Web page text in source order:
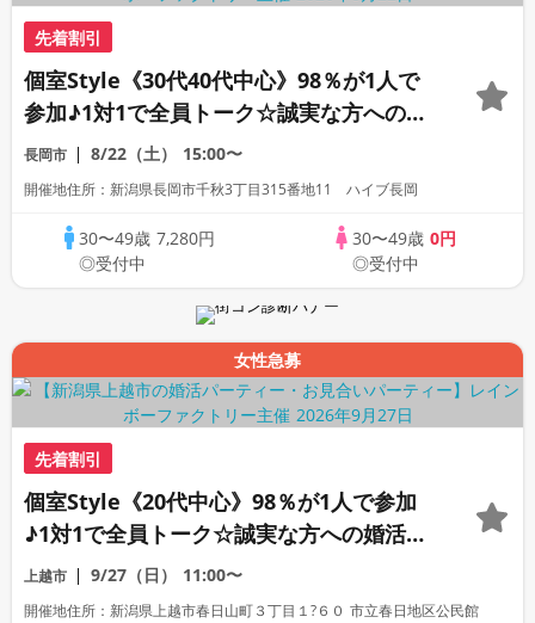
先着割引
個室Style《30代40代中心》98％が1人で
参加♪1対1で全員トーク☆誠実な方への婚
活パーティー
長岡市 8/22（土） 15:00〜
開催地住所：新潟県長岡市千秋3丁目315番地11 ハイブ長岡
30〜49歳 7,280円
◎受付中
30〜49歳 0円
◎受付中
女性急募
先着割引
個室Style《20代中心》98％が1人で参加
♪1対1で全員トーク☆誠実な方への婚活パ
ーティー
上越市 9/27（日） 11:00〜
開催地住所：新潟県上越市春日山町３丁目１?６０ 市立春日地区公民館